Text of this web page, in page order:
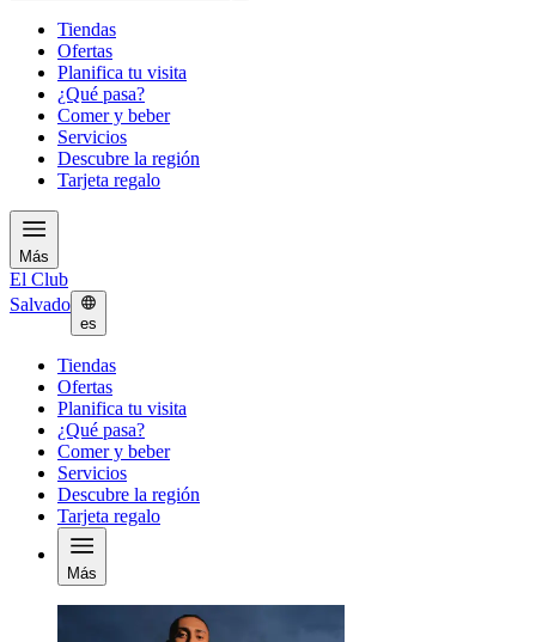
Tiendas
Ofertas
Planifica tu visita
¿Qué pasa?
Comer y beber
Servicios
Descubre la región
Tarjeta regalo
Más
El Club
Salvado
es
Tiendas
Ofertas
Planifica tu visita
¿Qué pasa?
Comer y beber
Servicios
Descubre la región
Tarjeta regalo
Más